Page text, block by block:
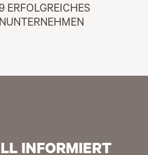
ERFOLGREICHES
INFORMIERT